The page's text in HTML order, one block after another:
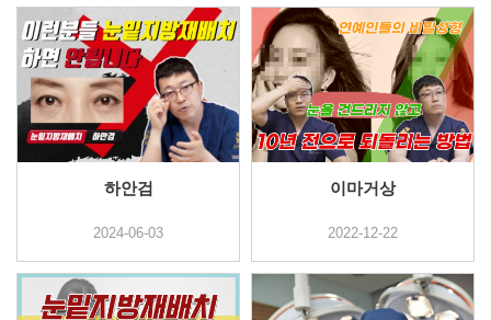
하안검
2024-06-03
이마거상
2022-12-22